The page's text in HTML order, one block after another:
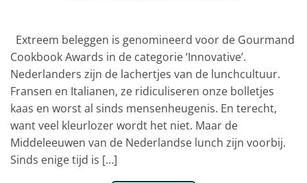
Extreem beleggen is genomineerd voor de Gourmand
Cookbook Awards in de categorie ‘Innovative’.
Nederlanders zijn de lachertjes van de lunchcultuur.
Fransen en Italianen, ze ridiculiseren onze bolletjes
kaas en worst al sinds mensenheugenis. En terecht,
want veel kleurlozer wordt het niet. Maar de
Middeleeuwen van de Nederlandse lunch zijn voorbij.
Sinds enige tijd is […]